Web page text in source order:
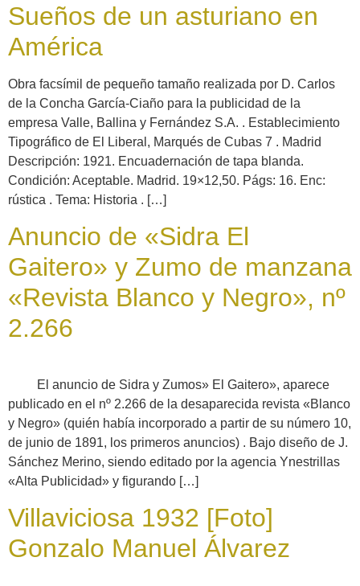
Sueños de un asturiano en
América
Obra facsímil de pequeño tamaño realizada por D. Carlos
de la Concha García-Ciaño para la publicidad de la
empresa Valle, Ballina y Fernández S.A. . Establecimiento
Tipográfico de El Liberal, Marqués de Cubas 7 . Madrid
Descripción: 1921. Encuadernación de tapa blanda.
Condición: Aceptable. Madrid. 19×12,50. Págs: 16. Enc:
rústica . Tema: Historia . […]
Anuncio de «Sidra El
Gaitero» y Zumo de manzana
«Revista Blanco y Negro», nº
2.266
El anuncio de Sidra y Zumos» El Gaitero», aparece
publicado en el nº 2.266 de la desaparecida revista «Blanco
y Negro» (quién había incorporado a partir de su número 10,
de junio de 1891, los primeros anuncios) . Bajo diseño de J.
Sánchez Merino, siendo editado por la agencia Ynestrillas
«Alta Publicidad» y figurando […]
Villaviciosa 1932 [Foto]
Gonzalo Manuel Álvarez